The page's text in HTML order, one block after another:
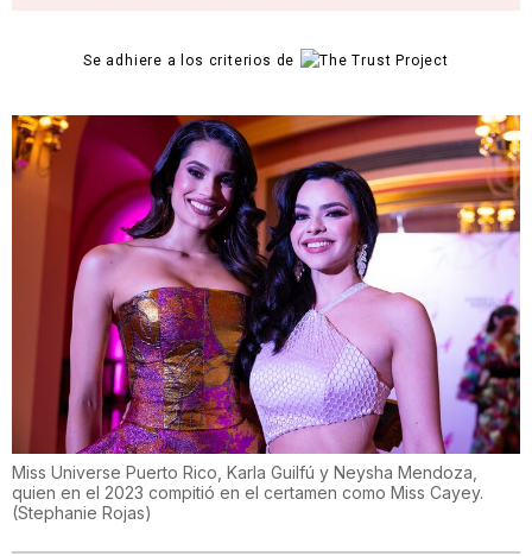
Se adhiere a los criterios de
Miss Universe Puerto Rico, Karla Guilfú y Neysha Mendoza,
quien en el 2023 compitió en el certamen como Miss Cayey.
(Stephanie Rojas)